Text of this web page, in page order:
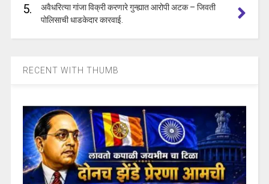
5.
अवैधरित्या गांजा विक्री करणारे गुन्ह्यात आरोपी अटक – जिवती
पोलिसाची धाडकेदार कारवाई.
RECENT WITH THUMB